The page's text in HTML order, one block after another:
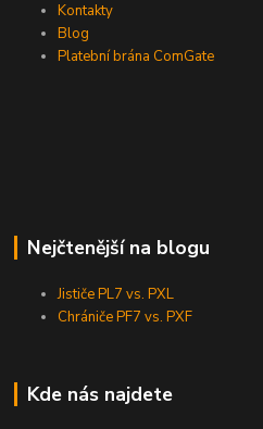
Kontakty
Blog
Platební brána ComGate
Nejčtenější na blogu
Jističe PL7 vs. PXL
Chrániče PF7 vs. PXF
Kde nás najdete